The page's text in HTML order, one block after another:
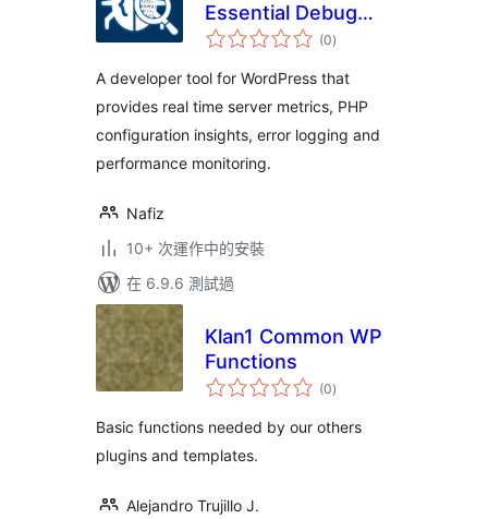
Essential Debug
Tools
(0總
評)
A developer tool for WordPress that
provides real time server metrics, PHP
configuration insights, error logging and
performance monitoring.
Nafiz
10+ 次運作中的安裝
在 6.9.6 測試過
Klan1 Common WP
Functions
(0總
評)
Basic functions needed by our others
plugins and templates.
Alejandro Trujillo J.